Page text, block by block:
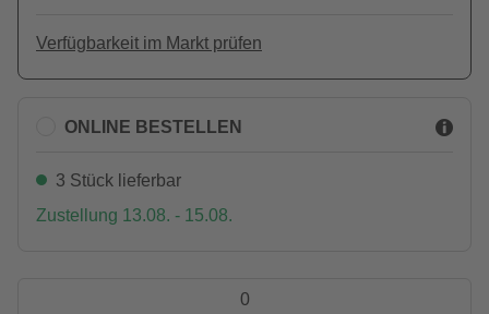
Verfügbarkeit im Markt prüfen
ONLINE BESTELLEN
3 Stück lieferbar
Zustellung 13.08. - 15.08.